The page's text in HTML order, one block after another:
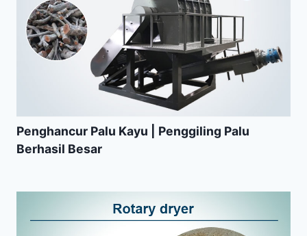
Penghancur Palu Kayu | Penggiling Palu
Berhasil Besar